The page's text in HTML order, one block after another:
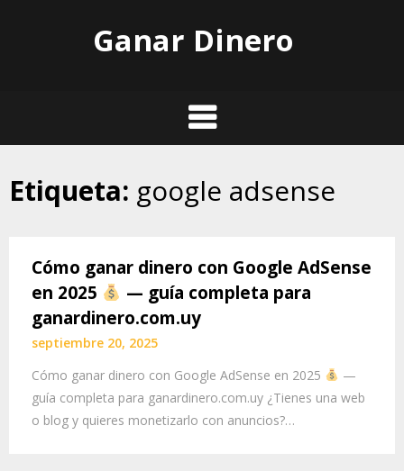
Ganar Dinero
Etiqueta: google adsense
Cómo ganar dinero con Google AdSense
en 2025
— guía completa para
ganardinero.com.uy
septiembre 20, 2025
Cómo ganar dinero con Google AdSense en 2025
—
guía completa para ganardinero.com.uy ¿Tienes una web
o blog y quieres monetizarlo con anuncios?…